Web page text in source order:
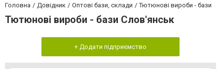
Головна Довідник Оптові бази, склади Тютюнові вироби - бази
Тютюнові вироби - бази Слов'янськ
+ Додати підприємство